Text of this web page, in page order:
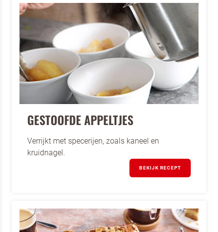
GESTOOFDE APPELTJES
Verrijkt met specerijen, zoals kaneel en
kruidnagel.
BEKIJK RECEPT